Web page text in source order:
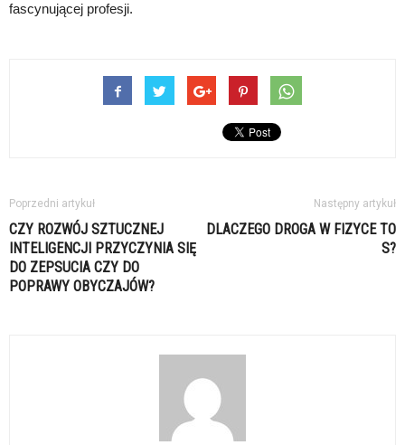
fascynującej profesji.
Poprzedni artykuł
CZY ROZWÓJ SZTUCZNEJ
INTELIGENCJI PRZYCZYNIA SIĘ
DO ZEPSUCIA CZY DO
POPRAWY OBYCZAJÓW?
Następny artykuł
DLACZEGO DROGA W FIZYCE TO
S?